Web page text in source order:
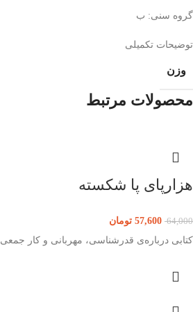
گروه سنی: ب
توضیحات تکمیلی
وزن
محصولات مرتبط
هزارپای پا شکسته
64,000
57,600 تومان
کتابی درباره‌ی قدرشناسی، مهربانی و کار جمعی.